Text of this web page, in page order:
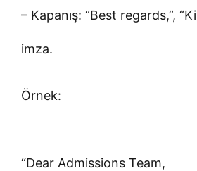
– Kapanış: “Best regards,”,
imza.
Örnek:
“Dear Admissions Team,